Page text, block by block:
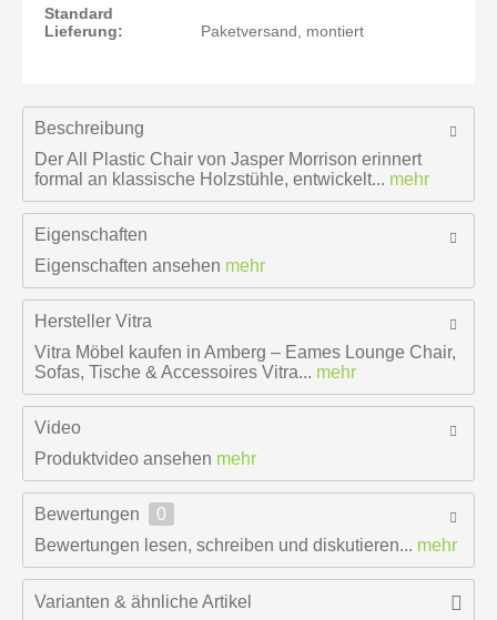
Standard
Lieferung:
Paketversand, montiert
Beschreibung
Der All Plastic Chair von Jasper Morrison erinnert
formal an klassische Holzstühle, entwickelt... mehr
Eigenschaften
Eigenschaften ansehen mehr
Hersteller Vitra
Vitra Möbel kaufen in Amberg – Eames Lounge Chair,
Sofas, Tische & Accessoires Vitra... mehr
Video
Produktvideo ansehen mehr
Bewertungen
0
Bewertungen lesen, schreiben und diskutieren... mehr
Varianten & ähnliche Artikel